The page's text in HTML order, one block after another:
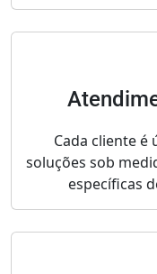
Cada cliente é
soluções sob
específicas